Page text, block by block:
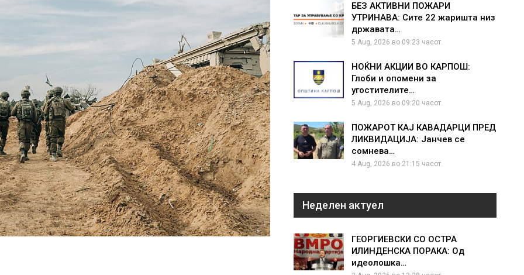
БЕЗ АКТИВНИ ПОЖАРИ
УТРИНАВА: Сите 22 жаришта низ
државата…
5 Aug, 2026 во 09:23 часот.
НОЌНИ АКЦИИ ВО КАРПОШ:
Глоби и опомени за
угостителите…
5 Aug, 2026 во 09:20 часот.
ПОЖАРОТ КАЈ КАВАДАРЦИ ПРЕД
ЛИКВИДАЦИЈА: Јанчев се
сомнева…
4 Aug, 2026 во 21:15 часот.
Неделен актуел
ГЕОРГИЕВСКИ СО ОСТРА
ИЛИНДЕНСКА ПОРАКА: Од
идеолошка…